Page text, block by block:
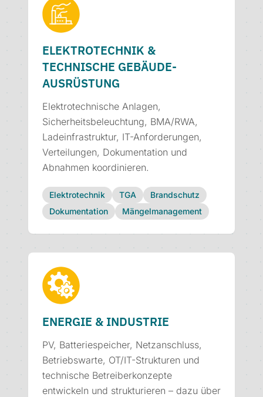
ELEKTRO­TECHNIK &
TECHNISCHE GEBÄUDE­
AUSRÜSTUNG
Elektrotechnische Anlagen,
Sicherheitsbeleuchtung, BMA/RWA,
Ladeinfrastruktur, IT-Anforderungen,
Verteilungen, Dokumentation und
Abnahmen koordinieren.
Elektrotechnik TGA
Brandschutz
Dokumentation
Mängelmanagement
ENERGIE & INDUSTRIE
PV, Batteriespeicher, Netzanschluss,
Betriebswarte, OT/IT-Strukturen und
technische Betreiberkonzepte
entwickeln und strukturieren – dazu über